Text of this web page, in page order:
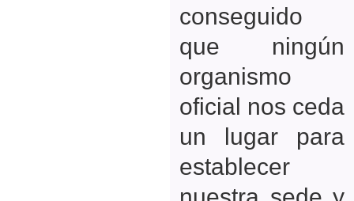
conseguido
que ningún
organismo
oficial nos ceda
un lugar para
establecer